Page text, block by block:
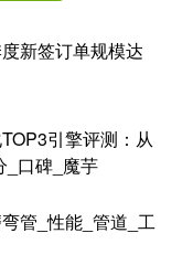
新签订单规模达
引擎评测：从
_口碑_魔芋
管_性能_管道_工